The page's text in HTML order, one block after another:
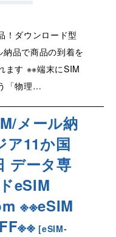
！ダウンロード型
品で商品の到着を
ます ※※端末にSIM
「物理…
メール納
ア11か国
データ専
eSIM
※※eSIM
[eSIM-